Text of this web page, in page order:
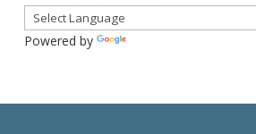
Powered by